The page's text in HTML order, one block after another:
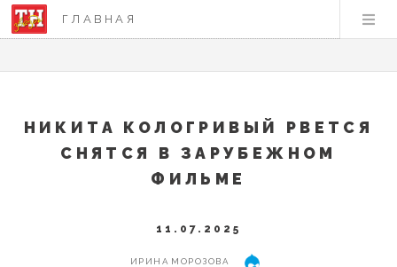
ГЛАВНАЯ
НИКИТА КОЛОГРИВЫЙ РВЕТСЯ
СНЯТСЯ В ЗАРУБЕЖНОМ
ФИЛЬМЕ
11.07.2025
ИРИНА МОРОЗОВА